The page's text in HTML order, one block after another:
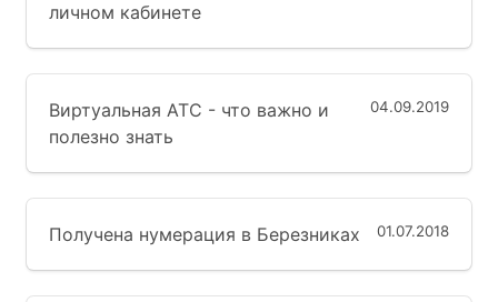
личном кабинете
04.09.2019
Виртуальная АТС - что важно и
полезно знать
01.07.2018
Получена нумерация в Березниках